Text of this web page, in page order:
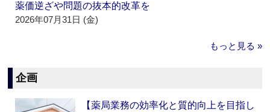
薬価逆ざや問題の抜本的改革を
2026年07月31日 (金)
もっと見る »
企画
【薬局業務の効率化と質的向上を目指し